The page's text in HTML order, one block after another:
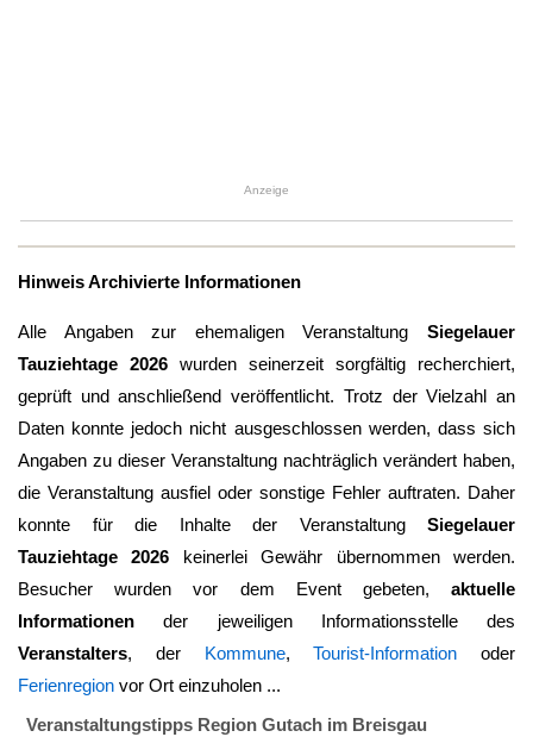
Anzeige
Hinweis Archivierte Informationen
Alle Angaben zur ehemaligen Veranstaltung Siegelauer
Tauziehtage 2026 wurden seinerzeit sorgfältig recherchiert,
geprüft und anschließend veröffentlicht. Trotz der Vielzahl an
Daten konnte jedoch nicht ausgeschlossen werden, dass sich
Angaben zu dieser Veranstaltung nachträglich verändert haben,
die Veranstaltung ausfiel oder sonstige Fehler auftraten. Daher
konnte für die Inhalte der Veranstaltung Siegelauer
Tauziehtage 2026 keinerlei Gewähr übernommen werden.
Besucher wurden vor dem Event gebeten, aktuelle
Informationen der jeweiligen Informationsstelle des
Veranstalters, der Kommune,Tourist-Information oder
Ferienregion vor Ort einzuholen ...
Veranstaltungstipps Region Gutach im Breisgau